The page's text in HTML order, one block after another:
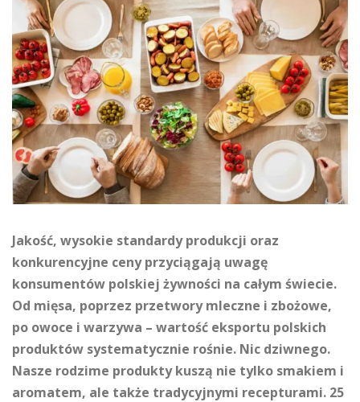
Jakość, wysokie standardy produkcji oraz
konkurencyjne ceny przyciągają uwagę
konsumentów polskiej żywności na całym świecie.
Od mięsa, poprzez przetwory mleczne i zbożowe,
po owoce i warzywa – wartość eksportu polskich
produktów systematycznie rośnie. Nic dziwnego.
Nasze rodzime produkty kuszą nie tylko smakiem i
aromatem, ale także tradycyjnymi recepturami. 25